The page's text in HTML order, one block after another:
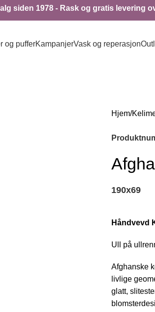
siden 1978 - Rask og gratis levering
og pufferKampanjerVask og reperasjon
Hjem
190x69
Håndvevd
Ull på
Afghanske
livlige
glatt,